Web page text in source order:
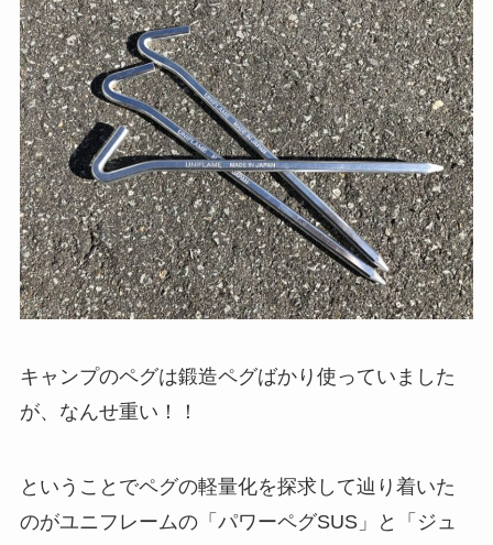
キャンプのペグは鍛造ペグばかり使っていました
が、なんせ重い！！
ということでペグの軽量化を探求して辿り着いた
のがユニフレームの「パワーペグSUS」と「ジュ